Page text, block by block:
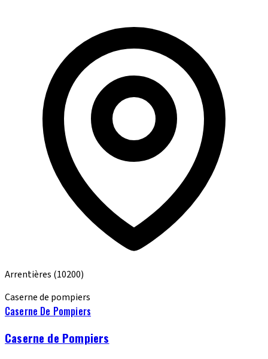
Arrentières (10200)
Caserne de pompiers
Caserne De Pompiers
Caserne de Pompiers